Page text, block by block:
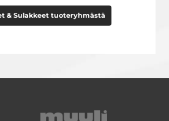
& Sulakkeet tuoteryhmästä